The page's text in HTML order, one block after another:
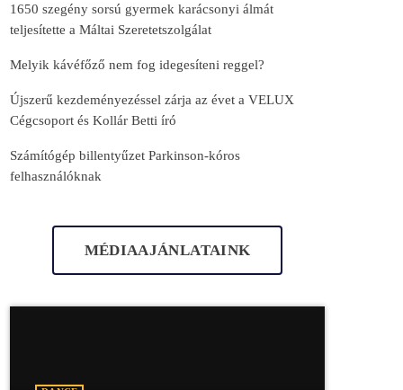
1650 szegény sorsú gyermek karácsonyi álmát
teljesítette a Máltai Szeretetszolgálat
Melyik kávéfőző nem fog idegesíteni reggel?
Újszerű kezdeményezéssel zárja az évet a VELUX
Cégcsoport és Kollár Betti író
Számítógép billentyűzet Parkinson-kóros
felhasználóknak
MÉDIAAJÁNLATAINK